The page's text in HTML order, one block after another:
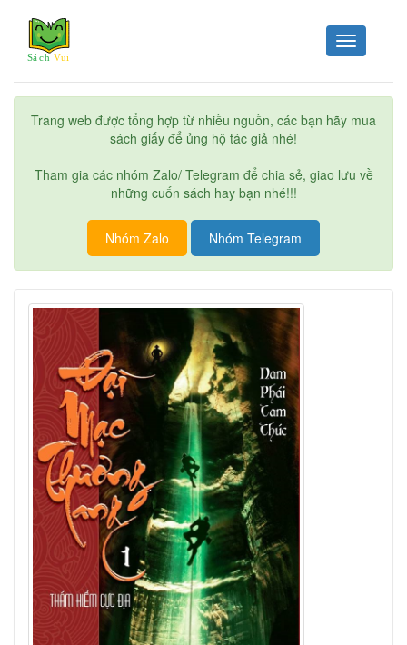
Toggle
navigation
Trang web được tổng hợp từ nhiều nguồn, các bạn hãy mua
sách giấy để ủng hộ tác giả nhé!
Tham gia các nhóm Zalo/ Telegram để chia sẻ, giao lưu về
những cuốn sách hay bạn nhé!!!
Nhóm Zalo Nhóm Telegram